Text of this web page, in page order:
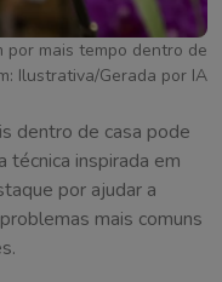
mais tempo dentro de
Ilustrativa/Gerada por IA
dentro de casa pode
técnica inspirada em
por ajudar a
mais comuns